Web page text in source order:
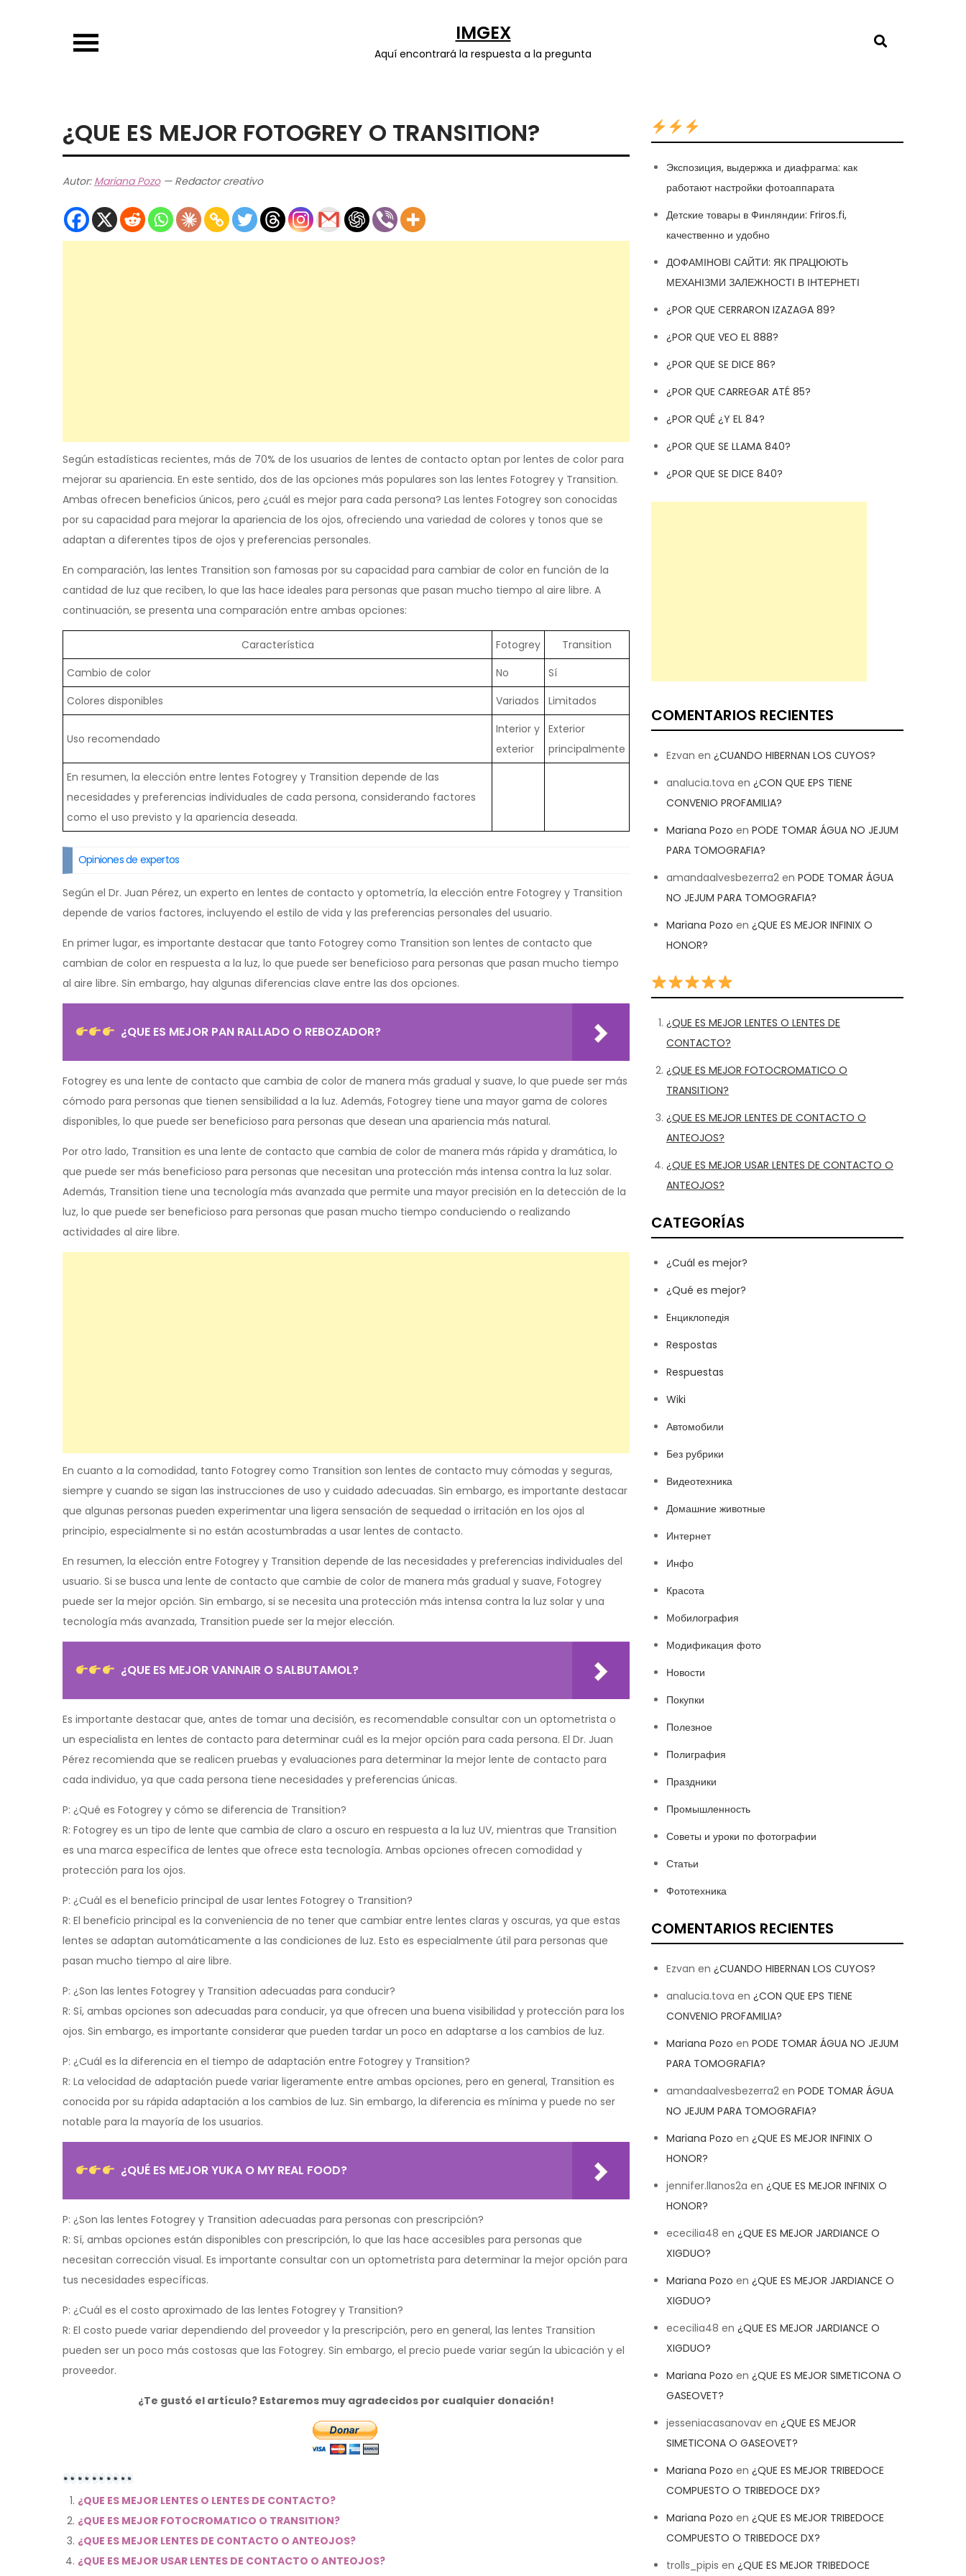
IMGEX
Aquí encontrará la respuesta a la pregunta
¿QUE ES MEJOR FOTOGREY O TRANSITION?
Autor: Mariana Pozo— Redactor creativo
Según estadísticas recientes, más de 70% de los usuarios de lentes de contacto optan por lentes de color para
mejorar su apariencia. En este sentido, dos de las opciones más populares son las lentes Fotogrey y Transition.
Ambas ofrecen beneficios únicos, pero ¿cuál es mejor para cada persona? Las lentes Fotogrey son conocidas
por su capacidad para mejorar la apariencia de los ojos, ofreciendo una variedad de colores y tonos que se
adaptan a diferentes tipos de ojos y preferencias personales.
En comparación, las lentes Transition son famosas por su capacidad para cambiar de color en función de la
cantidad de luz que reciben, lo que las hace ideales para personas que pasan mucho tiempo al aire libre. A
continuación, se presenta una comparación entre ambas opciones:
Característica Fotogrey
Transition
Cambio de color
No
Sí
Colores disponibles
Variados Limitados
Uso recomendado
Interior y
exterior
Exterior
principalmente
En resumen, la elección entre lentes Fotogrey y Transition depende de las
necesidades y preferencias individuales de cada persona, considerando factores
como el uso previsto y la apariencia deseada.
Opiniones de expertos
Según el Dr. Juan Pérez, un experto en lentes de contacto y optometría, la elección entre Fotogrey y Transition
depende de varios factores, incluyendo el estilo de vida y las preferencias personales del usuario.
En primer lugar, es importante destacar que tanto Fotogrey como Transition son lentes de contacto que
cambian de color en respuesta a la luz, lo que puede ser beneficioso para personas que pasan mucho tiempo
al aire libre. Sin embargo, hay algunas diferencias clave entre las dos opciones.
¿QUE ES MEJOR PAN RALLADO O REBOZADOR?
Fotogrey es una lente de contacto que cambia de color de manera más gradual y suave, lo que puede ser más
cómodo para personas que tienen sensibilidad a la luz. Además, Fotogrey tiene una mayor gama de colores
disponibles, lo que puede ser beneficioso para personas que desean una apariencia más natural.
Por otro lado, Transition es una lente de contacto que cambia de color de manera más rápida y dramática, lo
que puede ser más beneficioso para personas que necesitan una protección más intensa contra la luz solar.
Además, Transition tiene una tecnología más avanzada que permite una mayor precisión en la detección de la
luz, lo que puede ser beneficioso para personas que pasan mucho tiempo conduciendo o realizando
actividades al aire libre.
En cuanto a la comodidad, tanto Fotogrey como Transition son lentes de contacto muy cómodas y seguras,
siempre y cuando se sigan las instrucciones de uso y cuidado adecuadas. Sin embargo, es importante destacar
que algunas personas pueden experimentar una ligera sensación de sequedad o irritación en los ojos al
principio, especialmente si no están acostumbradas a usar lentes de contacto.
En resumen, la elección entre Fotogrey y Transition depende de las necesidades y preferencias individuales del
usuario. Si se busca una lente de contacto que cambie de color de manera más gradual y suave, Fotogrey
puede ser la mejor opción. Sin embargo, si se necesita una protección más intensa contra la luz solar y una
tecnología más avanzada, Transition puede ser la mejor elección.
¿QUE ES MEJOR VANNAIR O SALBUTAMOL?
Es importante destacar que, antes de tomar una decisión, es recomendable consultar con un optometrista o
un especialista en lentes de contacto para determinar cuál es la mejor opción para cada persona. El Dr. Juan
Pérez recomienda que se realicen pruebas y evaluaciones para determinar la mejor lente de contacto para
cada individuo, ya que cada persona tiene necesidades y preferencias únicas.
P: ¿Qué es Fotogrey y cómo se diferencia de Transition?
R: Fotogrey es un tipo de lente que cambia de claro a oscuro en respuesta a la luz UV, mientras que Transition
es una marca específica de lentes que ofrece esta tecnología. Ambas opciones ofrecen comodidad y
protección para los ojos.
P: ¿Cuál es el beneficio principal de usar lentes Fotogrey o Transition?
R: El beneficio principal es la conveniencia de no tener que cambiar entre lentes claras y oscuras, ya que estas
lentes se adaptan automáticamente a las condiciones de luz. Esto es especialmente útil para personas que
pasan mucho tiempo al aire libre.
P: ¿Son las lentes Fotogrey y Transition adecuadas para conducir?
R: Sí, ambas opciones son adecuadas para conducir, ya que ofrecen una buena visibilidad y protección para los
ojos. Sin embargo, es importante considerar que pueden tardar un poco en adaptarse a los cambios de luz.
P: ¿Cuál es la diferencia en el tiempo de adaptación entre Fotogrey y Transition?
R: La velocidad de adaptación puede variar ligeramente entre ambas opciones, pero en general, Transition es
conocida por su rápida adaptación a los cambios de luz. Sin embargo, la diferencia es mínima y puede no ser
notable para la mayoría de los usuarios.
¿QUÉ ES MEJOR YUKA O MY REAL FOOD?
P: ¿Son las lentes Fotogrey y Transition adecuadas para personas con prescripción?
R: Sí, ambas opciones están disponibles con prescripción, lo que las hace accesibles para personas que
necesitan corrección visual. Es importante consultar con un optometrista para determinar la mejor opción para
tus necesidades específicas.
P: ¿Cuál es el costo aproximado de las lentes Fotogrey y Transition?
R: El costo puede variar dependiendo del proveedor y la prescripción, pero en general, las lentes Transition
pueden ser un poco más costosas que las Fotogrey. Sin embargo, el precio puede variar según la ubicación y el
proveedor.
¿Te gustó el artículo? Estaremos muy agradecidos por cualquier donación!
¿QUE ES MEJOR LENTES O LENTES DE CONTACTO?
¿QUE ES MEJOR FOTOCROMATICO O TRANSITION?
¿QUE ES MEJOR LENTES DE CONTACTO O ANTEOJOS?
¿QUE ES MEJOR USAR LENTES DE CONTACTO O ANTEOJOS?
Экспозиция, выдержка и диафрагма: как
работают настройки фотоаппарата
Детские товары в Финляндии: Friros.fi,
качественно и удобно
ДОФАМІНОВІ САЙТИ: ЯК ПРАЦЮЮТЬ
МЕХАНІЗМИ ЗАЛЕЖНОСТІ В ІНТЕРНЕТІ
¿POR QUE CERRARON IZAZAGA 89?
¿POR QUE VEO EL 888?
¿POR QUE SE DICE 86?
¿POR QUE CARREGAR ATÉ 85?
¿POR QUÉ ¿Y EL 84?
¿POR QUE SE LLAMA 840?
¿POR QUE SE DICE 840?
COMENTARIOS RECIENTES
Ezvan en ¿CUANDO HIBERNAN LOS CUYOS?
analucia.tova en ¿CON QUE EPS TIENE
CONVENIO PROFAMILIA?
Mariana Pozo en PODE TOMAR ÁGUA NO JEJUM
PARA TOMOGRAFIA?
amandaalvesbezerra2 en PODE TOMAR ÁGUA
NO JEJUM PARA TOMOGRAFIA?
Mariana Pozo en ¿QUE ES MEJOR INFINIX O
HONOR?
¿QUE ES MEJOR LENTES O LENTES DE
CONTACTO?
¿QUE ES MEJOR FOTOCROMATICO O
TRANSITION?
¿QUE ES MEJOR LENTES DE CONTACTO O
ANTEOJOS?
¿QUE ES MEJOR USAR LENTES DE CONTACTO O
ANTEOJOS?
CATEGORÍAS
¿Cuál es mejor?
¿Qué es mejor?
Eнциклопедія
Respostas
Respuestas
Wiki
Автомобили
Без рубрики
Видеотехника
Домашние животные
Интернет
Инфо
Красота
Мобилография
Модификация фото
Новости
Покупки
Полезное
Полиграфия
Праздники
Промышленность
Советы и уроки по фотографии
Статьи
Фототехника
COMENTARIOS RECIENTES
Ezvan en ¿CUANDO HIBERNAN LOS CUYOS?
analucia.tova en ¿CON QUE EPS TIENE
CONVENIO PROFAMILIA?
Mariana Pozo en PODE TOMAR ÁGUA NO JEJUM
PARA TOMOGRAFIA?
amandaalvesbezerra2 en PODE TOMAR ÁGUA
NO JEJUM PARA TOMOGRAFIA?
Mariana Pozo en ¿QUE ES MEJOR INFINIX O
HONOR?
jennifer.llanos2a en ¿QUE ES MEJOR INFINIX O
HONOR?
ececilia48 en ¿QUE ES MEJOR JARDIANCE O
XIGDUO?
Mariana Pozo en ¿QUE ES MEJOR JARDIANCE O
XIGDUO?
ececilia48 en ¿QUE ES MEJOR JARDIANCE O
XIGDUO?
Mariana Pozo en ¿QUE ES MEJOR SIMETICONA O
GASEOVET?
jesseniacasanovav en ¿QUE ES MEJOR
SIMETICONA O GASEOVET?
Mariana Pozo en ¿QUE ES MEJOR TRIBEDOCE
COMPUESTO O TRIBEDOCE DX?
Mariana Pozo en ¿QUE ES MEJOR TRIBEDOCE
COMPUESTO O TRIBEDOCE DX?
trolls_pipis en ¿QUE ES MEJOR TRIBEDOCE